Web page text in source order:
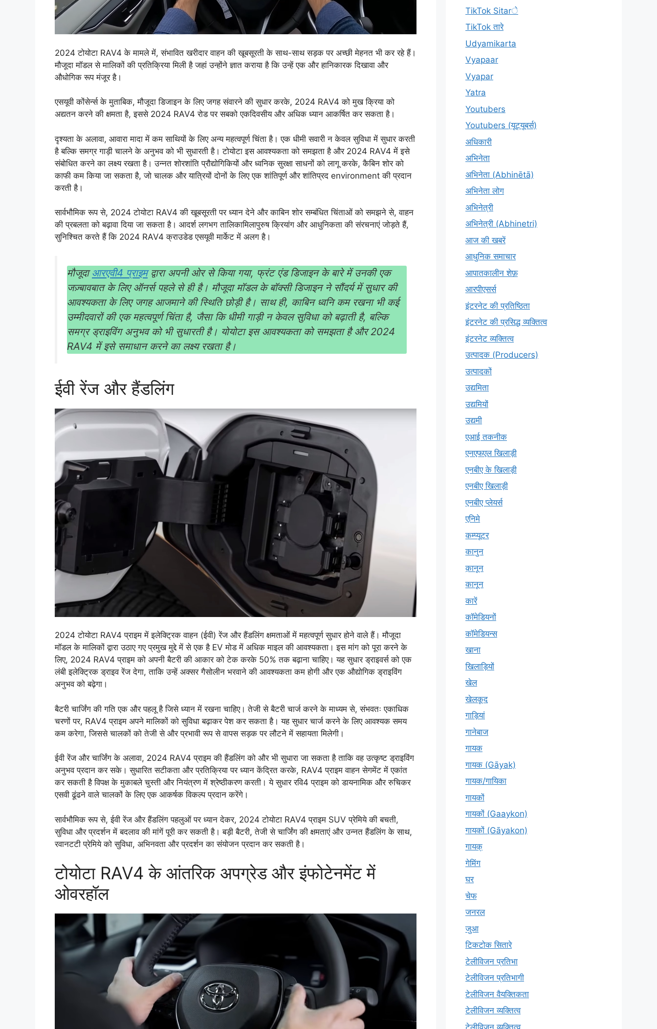
2024 टोयोटा RAV4 के मामले में, संभावित खरीदार वाहन की खूबसूरती के साथ-साथ सड़क पर अच्छी मेहनत भी कर रहे हैं।
मौजूदा मॉडल से मालिकों की प्रतिक्रिया मिली है जहां उन्होंने ज्ञात कराया है कि उन्हें एक और हानिकारक दिखावा और
औधोगिक रूप मंजूर है।
एसयूवी कोंसेर्न्स के मुताबिक, मौजूदा डिजाइन के लिए जगह संवारने की सुधार करके, 2024 RAV4 को मुख क्रिया को
अद्यतन करने की क्षमता है, इससे 2024 RAV4 रोड पर सबको एकदिवसीय और अधिक ध्यान आकर्षित कर सकता है।
दृश्यता के अलावा, आवारा मादा में कम साथियों के लिए अन्य महत्वपूर्ण चिंता है। एक धीमी सवारी न केवल सुविधा में सुधार करती
है बल्कि समग्र गाड़ी चालने के अनुभव को भी सुधारती है। टोयोटा इस आवश्यकता को समझता है और 2024 RAV4 में इसे
संबोधित करने का लक्ष्य रखता है। उन्नत शोरशांति प्रौद्योगिकियों और ध्वनिक सुरक्षा साधनों को लागू करके, कैबिन शोर को
काफी कम किया जा सकता है, जो चालक और यात्रियों दोनों के लिए एक शांतिपूर्ण और शांतिप्रद environment की प्रदान
करती है।
सार्वभौमिक रूप से, 2024 टोयोटा RAV4 की खूबसूरती पर ध्यान देने और काबिन शोर सम्बंधित चिंताओं को समझने से, वाहन
की प्रबलता को बढ़ावा दिया जा सकता है। आदर्श लगभग तालिकामिलापुरुष क्रियांग और आधुनिकता की संरचनाएं जोड़ते हैं,
सुनिश्चित करते हैं कि 2024 RAV4 क्राउडेड एसयूवी मार्केट में अलग है।
मौजूदाआरएवी4 प्राइमद्वारा अपनी ओर से किया गया, फ्रंट एंड डिजाइन के बारे में उनकी एक
जज़्बावबात के लिए ऑनर्स पहले से ही है। मौजूदा मॉडल के बॉक्सी डिजाइन ने सौंदर्य में सुधार की
आवश्यकता के लिए जगह आजमाने की स्थिति छोड़ी है। साथ ही, काबिन ध्वनि कम रखना भी कई
उम्मीदवारों की एक महत्वपूर्ण चिंता है, जैसा कि धीमी गाड़ी न केवल सुविधा को बढ़ाती है, बल्कि
समग्र ड्राइविंग अनुभव को भी सुधारती है। योयोटा इस आवश्यकता को समझता है और 2024
RAV4 में इसे समाधान करने का लक्ष्य रखता है।
ईवी रेंज और हैंडलिंग
2024 टोयोटा RAV4 प्राइम में इलेक्ट्रिक वाहन (ईवी) रेंज और हैंडलिंग क्षमताओं में महत्वपूर्ण सुधार होने वाले हैं। मौजूदा
मॉडल के मालिकों द्वारा उठाए गए प्रमुख मुद्दे में से एक है EV मोड में अधिक माइल की आवश्यकता। इस मांग को पूरा करने के
लिए, 2024 RAV4 प्राइम को अपनी बैटरी की आकार को टेक करके 50% तक बढ़ाना चाहिए। यह सुधार ड्राइवर्स को एक
लंबी इलेक्ट्रिक ड्राइव रेंज देगा, ताकि उन्हें अक्सर गैसोलीन भरवाने की आवश्यकता कम होगी और एक औद्योगिक ड्राइविंग
अनुभव को बढ़ेगा।
बैटरी चार्जिंग की गति एक और पहलू है जिसे ध्यान में रखना चाहिए। तेजी से बैटरी चार्ज करने के माध्यम से, संभवतः एकाधिक
चरणों पर, RAV4 प्राइम अपने मालिकों को सुविधा बढ़ाकर पेश कर सकता है। यह सुधार चार्ज करने के लिए आवश्यक समय
कम करेगा, जिससे चालकों को तेजी से और प्रभावी रूप से वापस सड़क पर लौटने में सहायता मिलेगी।
ईवी रेंज और चार्जिंग के अलावा, 2024 RAV4 प्राइम की हैंडलिंग को और भी सुधारा जा सकता है ताकि वह उत्कृष्ट ड्राइविंग
अनुभव प्रदान कर सके। सुधारित सटीकता और प्रतिक्रिया पर ध्यान केंद्रित करके, RAV4 प्राइम वाहन सेगमेंट में एकांत
कर सकती है विपक्ष के मुकाबले चुस्ती और नियंत्रण में श्रेष्ठीकरण करती। ये सुधार रवि4 प्राइम को डायनामिक और रुचिकर
एसवी ढूंढने वाले चालकों के लिए एक आकर्षक विकल्प प्रदान करेंगे।
सार्वभौमिक रूप से, ईवी रेंज और हैंडलिंग पहलुओं पर ध्यान देकर, 2024 टोयोटा RAV4 प्राइम SUV प्रेमिये की बचती,
सुविधा और प्रदर्शन में बदलाव की मांगें पूरी कर सकती है। बड़ी बैटरी, तेजी से चार्जिंग की क्षमताएं और उन्नत हैंडलिंग के साथ,
रवानटटी प्रेमिये को सुविधा, अभिनवता और प्रदर्शन का संयोजन प्रदान कर सकती है।
टोयोटा RAV4 के आंतरिक अपग्रेड और इंफोटेनमेंट में
ओवरहॉल
TikTok Sitarे
TikTok तारे
Udyamikarta
Vyapaar
Vyapar
Yatra
Youtubers
Youtubers (यूट्यूबर्स)
अधिकारी
अभिनेता
अभिनेता (Abhinētā)
अभिनेता लोग
अभिनेत्री
अभिनेत्री (Abhinetri)
आज की खबरें
आधुनिक समाचार
आपातकालीन शेफ़
आरपीएसर्स
इंटरनेट की प्रतिष्ठिता
इंटरनेट की प्रसिद्ध व्यक्तित्व
इंटरनेट व्यक्तित्व
उत्पादक (Producers)
उत्पादकों
उद्यमिता
उद्यमियों
उद्यमी
एआई तकनीक
एनएफएल खिलाड़ी
एनबीए के खिलाड़ी
एनबीए खिलाड़ी
एनबीए प्लेयर्स
एनिमे
कम्प्यूटर
कानुन
क़ानून
कानून
कारें
कॉमेडियनों
कॉमेडियन्स
खाना
खिलाड़ियों
खेल
खेलकूद
गाड़ियां
गानेबाज
गायक
गायक (Gāyak)
गायक/गायिका
गायकों
गायकों (Gaaykon)
गायकों (Gāyakon)
गायक्
गेमिंग
घर
चेफ
जनरल
जुआ
टिकटोक सितारे
टेलीविजन प्रतिभा
टेलीविजन प्रतिभागी
टेलीविजन वैयक्तिकता
टेलीविजन व्यक्तित्व
टेलीविज़न व्यक्तित्व